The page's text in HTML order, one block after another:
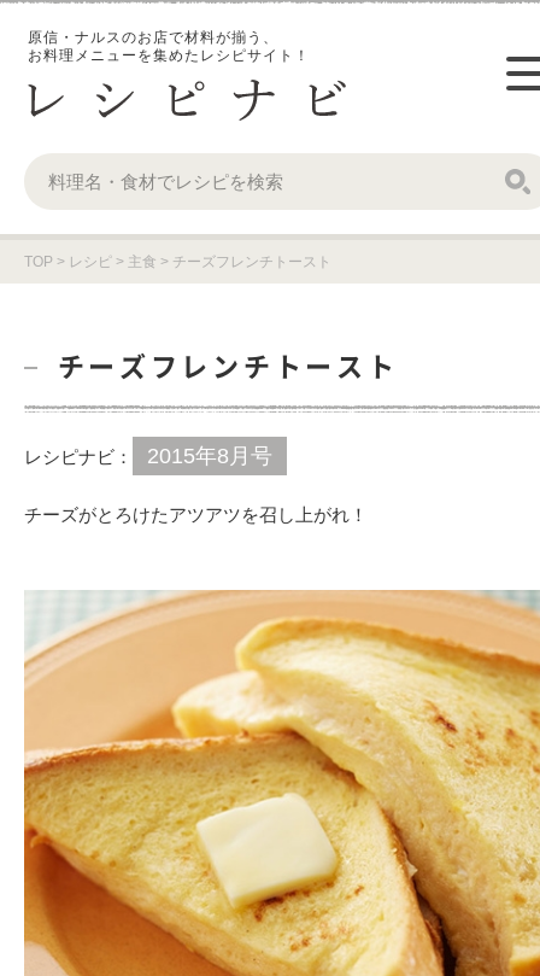
原信・ナルスのお店で材料が揃う、
お料理メニューを集めたレシピサイト！
TOP > レシピ > 主食 > チーズフレンチトースト
チーズフレンチトースト
レシピナビ： 2015年8月号
チーズがとろけたアツアツを召し上がれ！